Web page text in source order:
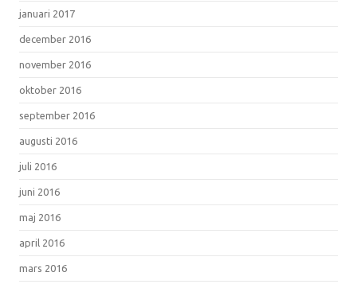
januari 2017
december 2016
november 2016
oktober 2016
september 2016
augusti 2016
juli 2016
juni 2016
maj 2016
april 2016
mars 2016